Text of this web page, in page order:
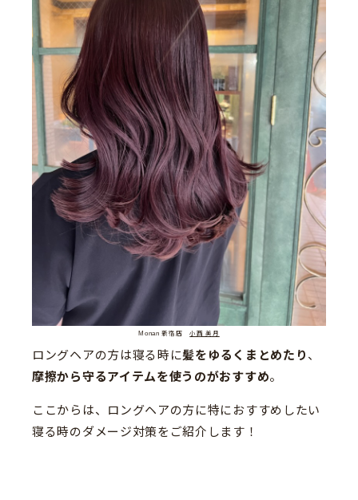
Monan 新宿店小西 美月
ロングヘアの方は寝る時に髪をゆるくまとめたり 、
摩擦から守るアイテムを使うのがおすすめ。
ここからは、ロングヘアの方に特におすすめしたい
寝る時のダメージ対策をご紹介します！